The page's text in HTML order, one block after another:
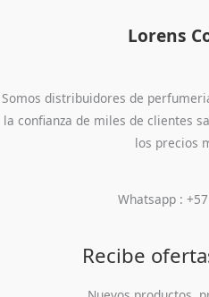
Lorens
Somos distribuidores de
la confianza de miles de clientes
los precios
Whatsapp :
Recibe